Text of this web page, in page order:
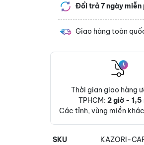
Đổi trả 7 ngày miễn
Giao hàng toàn
Thời gian giao hàng
TPHCM:2 giờ - 1,5
Các tỉnh, vùng miền
SKU
KAZORI-